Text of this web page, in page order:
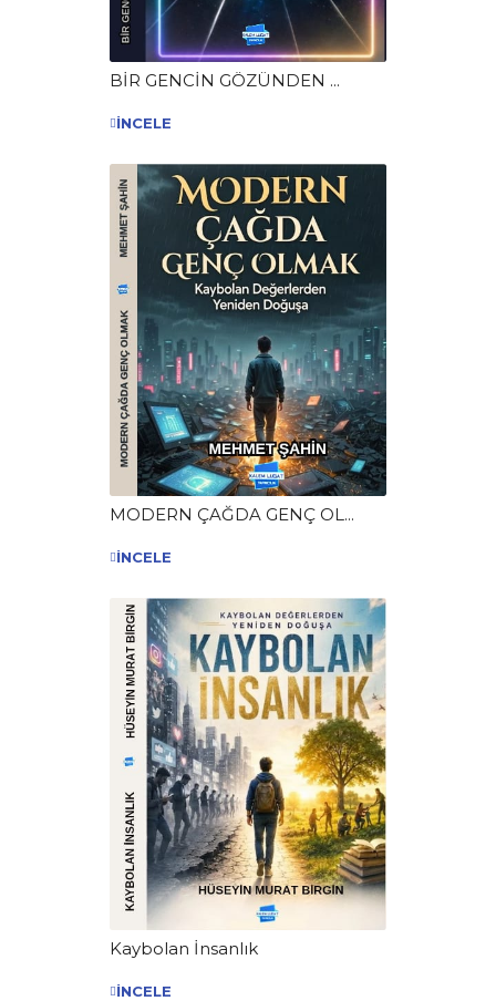
BİR GENCİN GÖZÜNDEN ...
İNCELE
MODERN ÇAĞDA GENÇ OL...
İNCELE
Kaybolan İnsanlık
İNCELE